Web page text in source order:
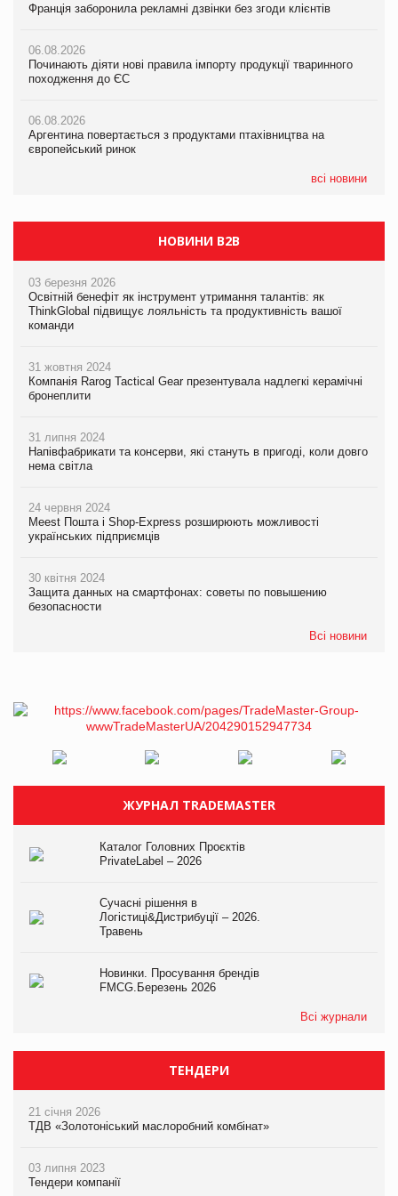
Франція заборонила рекламні дзвінки без згоди клієнтів
06.08.2026
Починають діяти нові правила імпорту продукції тваринного
походження до ЄС
06.08.2026
Аргентина повертається з продуктами птахівництва на
європейський ринок
всі новини
Франція заборонила рекламні дзвінки без згоди клієнтів
06.08.2026
Починають діяти нові правила імпорту продукції тваринного
походження до ЄС
06.08.2026
Аргентина повертається з продуктами птахівництва на
європейський ринок
Франція заборонила рекламні дзвінки без згоди клієнтів
06.08.2026
Починають діяти нові правила імпорту продукції тваринного
походження до ЄС
06.08.2026
Аргентина повертається з продуктами птахівництва на
європейський ринок
НОВИНИ B2B
03 березня 2026
Освітній бенефіт як інструмент утримання талантів: як
ThinkGlobal підвищує лояльність та продуктивність вашої
команди
31 жовтня 2024
Компанія Rarog Tactical Gear презентувала надлегкі керамічні
бронеплити
31 липня 2024
Напівфабрикати та консерви, які стануть в пригоді, коли довго
нема світла
24 червня 2024
Meest Пошта і Shop-Express розширюють можливості
українських підприємців
30 квітня 2024
Защита данных на смартфонах: советы по повышению
безопасности
Всі новини
ЖУРНАЛ TRADEMASTER
Каталог Головних Проєктів
PrivateLabel – 2026
Сучасні рішення в
Логістиці&Дистрибуції – 2026.
Травень
Новинки. Просування брендів
FMCG.Березень 2026
Всі журнали
ТЕНДЕРИ
21 січня 2026
ТДВ «Золотоніський маслоробний комбінат»
03 липня 2023
Тендери компанії